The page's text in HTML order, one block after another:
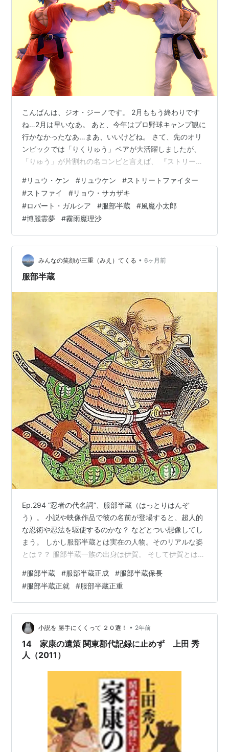
こんばんは、ジオ・ジーノです。 2月ももう終わりです
ね…2月は早いなあ。 あと、今年はプロ野球キャンプ観に
行かなかったなあ…まあ、いいけどね。 さて、先のオリ
ンピックでは「りくりゅう」ペアが大活躍しましたが、
「りゅう」が片割れの名コンビと言えば、 『ストリート
てはなりませんね！ リュウ（右）とケン（任天堂『大乱
闘スマッシュブラザーズ Special』より）
#リュウ・ケン #リュウケン #ストリートファイター
#ストファイ #リョウ・サカザキ
#ロバート・ガルシア #服部半蔵 #風魔小太郎
#博麗霊夢 #霧雨魔理沙
みんなの笑顔が三重（みえ）てくる • 6ヶ月前
服部半蔵
Ep.294 “忍者の代名詞”、服部半蔵（はっとりはんぞ
う）。 小説や映像作品で彼の名前が登場すると、超人的
な忍術や忍法を駆使するのかな？ などとつい想像してし
まう。 しかし服部半蔵とは実在の人物。そのリアルな姿
とは？？ 服部半蔵一族の出身は伊賀。 そして伊賀とは忍
つまりは三重県にゆかりのある人物・一族なのだ。 服部
（ハットリ）と言えば...『忍者ハットリくん』 ABEMAよ
り ところであなたはご存知だろうか？ 「服部半蔵」と言
ってもこの名前は世襲制である。だから何人もいる。 通
常、「服部半蔵」とだけ言ったときに指すのは服部半蔵
正成（…
#服部半蔵 #服部半蔵正成 #服部半蔵保長
#服部半蔵正就 #服部半蔵正重
小説を 勝手にくくって ２０選！ • 2年前
14 家康の遺策 関東郡代記録に止めず 上田 秀
人（2011）